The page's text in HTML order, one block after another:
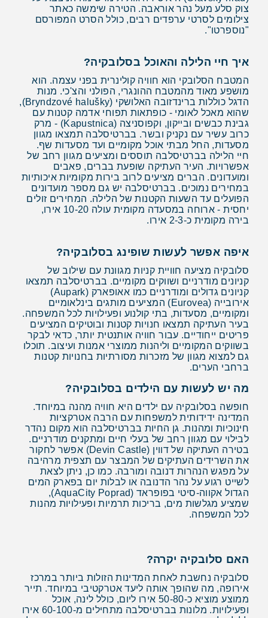
צוק סלע מעל נהר אוראבה. הטירה שימשה כאתר
צילומים לסרטי ערפדים רבים, כולל הסרט המפורסם
"נוספרטו".
איך חיי הלילה והאוכל בסלובקיה?
המטבח הסלובקי הוא חוויה קולינרית בפני עצמה. הוא
מושפע מאוד מהמטבח ההונגרי, הפולני והצ'כי. מנות
הדגל כוללות ברינדזובה האלושקי (Bryndzové halušky),
שהוא מאכל לאומי - כופתאות תפוחי אדמה קטנות עם
גבינת כבשים ובייקון, וקפוסניצה (Kapustnica) - מרק
כרוב עשיר עם נקניק ובשר. בברטיסלבה תמצאו מגוון
מסעדות, החל מבתי אוכל מקומיים ועד מסעדות שף.
חיי הלילה בברטיסלבה תוססים ומציעים מגוון רחב של
אפשרויות. העיר העתיקה שופעת בברים, פאבים
ומועדונים. הברים מציעים לרוב בירות מקומיות איכותיות
במחירים נמוכים. בברטיסלבה יש גם מספר מועדונים
הפועלים עד השעות הקטנות של הלילה. המחירים זולים
יחסית - ארוחה במסעדה מקומית עולה 10-20 אירו,
בירה מקומית כ-2-3 אירו.
איפה אפשר לעשות שופינג בסלובקיה?
סלובקיה מציעה חוויית קניות מגוונת עם שילוב של
קניונים מודרניים ושווקים מקומיים. בברטיסלבה תמצאו
קניונים גדולים ומודרניים כמו אאופארק (Aupark)
אירובייה (Eurovea) המציעים מותגים בינלאומיים
ומקומיים, מסעדות, בתי קולנוע ופעילויות לכל המשפחה.
בעיר העתיקה תמצאו חנויות קטנות ובוטיקים המציעים
פריטים ייחודיים. עבור חוויה אותנטית יותר, כדאי לבקר
בשווקים המקומיים וליהנות ממוצרי אמנות ועיצוב. תוכלו
גם למצוא מגוון של מזכרות מסורתיות בחנויות קטנות
ברחבי הערים.
מה יש לעשות עם הילדים בסלובקיה?
חופשה בסלובקיה עם ילדים היא חוויה מהנה במיוחד.
המדינה ידידותית למשפחות עם הרבה אטרקציות
חינוכיות ומהנות. גן החיות בברטיסלבה הוא מקום נהדר
לבילוי עם מגוון רחב של בעלי חיים ומתקנים מודרניים.
בטירה העתיקה של דווין (Devin Castle) אפשר לחקור
את השרידים העתיקים של המבצר עם תצפית מרהיבה
על מפגש הנהרות דנובה ומורבה. כמו כן, ניתן לצאת
לשייט רגוע על נהר הדנובה או לבלות יום בפארק המים
הגדול אקווה-סיטי בפופראד (AquaCity Poprad),
שמציע מגלשות מים, בריכות תרמיות ופעילויות מהנות
לכל המשפחה.
האם סלובקיה יקרה?
סלובקיה נחשבת לאחת המדינות הזולות ביותר במרכז
אירופה, מה שהופך אותה ליעד אטרקטיבי במיוחד. תייר
ממוצע מוציא כ-50-80 אירו ליום, כולל לינה, אוכל
ופעילויות. מלונות בברטיסלבה מתחילים מ-60-100 אירו